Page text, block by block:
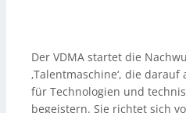
Der VDMA startet die
‚Talentmaschine‘, die
für Technologien und
begeistern. Sie richtet sich